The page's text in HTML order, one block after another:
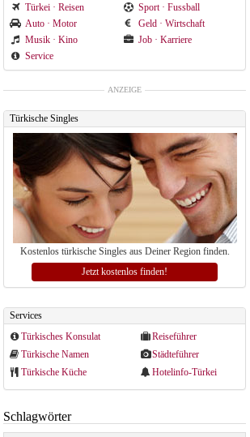
Türkei · Reisen
Sport · Fussball
Auto · Motor
Geld · Wirtschaft
Musik · Kino
Job · Karriere
Service
ANZEIGE
Türkische Singles
Kostenlos türkische Singles aus Deiner Region finden.
Jetzt kostenlos finden!
Services
Türkisches Konsulat
Reiseführer
Türkische Namen
Städteführer
Türkische Küche
Hotelinfo-Türkei
Schlagwörter